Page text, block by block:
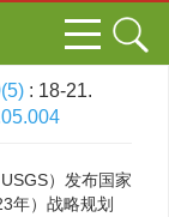
: 18-21.
）发布国家
年）战略规划